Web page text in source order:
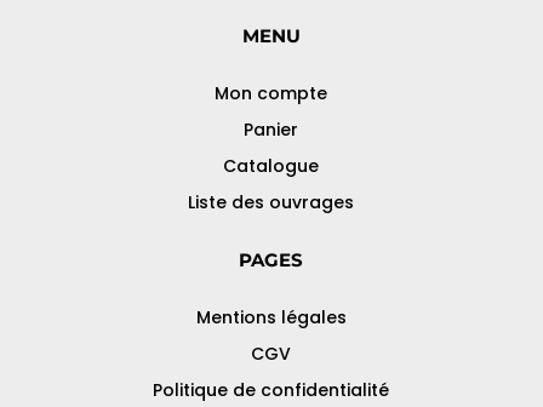
MENU
Mon compte
Panier
Catalogue
Liste des ouvrages
PAGES
Mentions légales
CGV
Politique de confidentialité